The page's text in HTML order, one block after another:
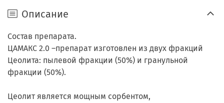
Описание
Состав препарата.
ЦАМАКС 2.0 –препарат изготовлен из двух фракций
Цеолита: пылевой фракции (50%) и гранульной
фракции (50%).
Цеолит является мощным сорбентом,